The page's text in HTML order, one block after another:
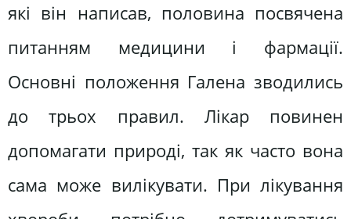
які він написав, половина посвячена
питанням медицини і фармації.
Основні положення Галена зводились
до трьох правил. Лікар повинен
допомагати природі, так як часто вона
сама може вилікувати. При лікування